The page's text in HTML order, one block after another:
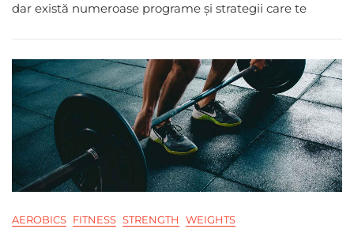
dar există numeroase programe și strategii care te
AEROBICS FITNESS STRENGTH WEIGHTS